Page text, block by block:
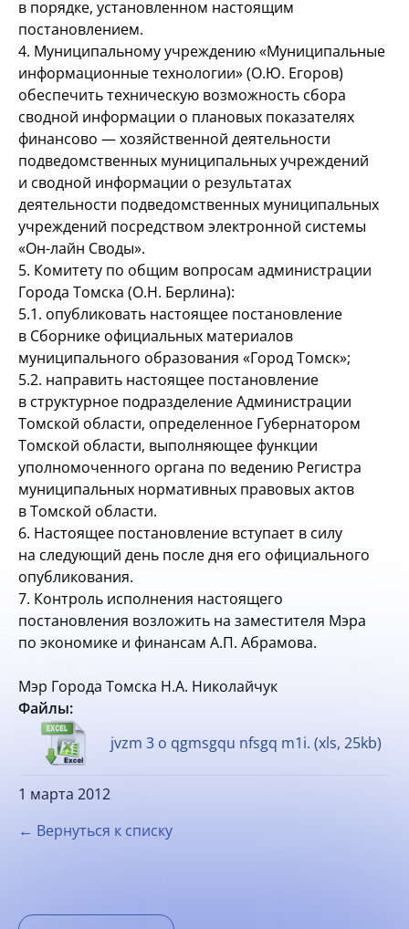
в порядке, установленном настоящим
постановлением.
4. Муниципальному учреждению «Муниципальные
информационные технологии» (О.Ю. Егоров)
обеспечить техническую возможность сбора
сводной информации о плановых показателях
финансово — хозяйственной деятельности
подведомственных муниципальных учреждений
и сводной информации о результатах
деятельности подведомственных муниципальных
учреждений посредством электронной системы
«Он-лайн Своды».
5. Комитету по общим вопросам администрации
Города Томска (О.Н. Берлина):
5.1. опубликовать настоящее постановление
в Сборнике официальных материалов
муниципального образования «Город Томск»;
5.2. направить настоящее постановление
в структурное подразделение Администрации
Томской области, определенное Губернатором
Томской области, выполняющее функции
уполномоченного органа по ведению Регистра
муниципальных нормативных правовых актов
в Томской области.
6. Настоящее постановление вступает в силу
на следующий день после дня его официального
опубликования.
7. Контроль исполнения настоящего
постановления возложить на заместителя Мэра
по экономике и финансам А.П. Абрамова.
Мэр Города Томска Н.А. Николайчук
Файлы:
jvzm 3 o qgmsgqu nfsgq m1i. (xls, 25kb)
1 марта 2012
← Вернуться к списку